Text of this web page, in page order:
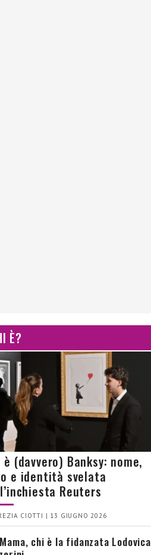
È?
è (davvero) Banksy: nome,
e identità svelata
Reuters
CIOTTI | 13 GIUGNO 2026
chi è la fidanzata Lodovica